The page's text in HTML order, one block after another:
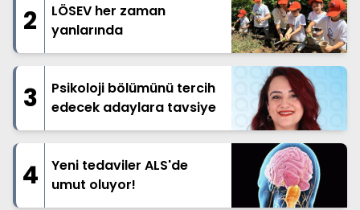
2
LÖSEV her zaman
yanlarında
3
Psikoloji bölümünü tercih
edecek adaylara tavsiye
4
Yeni tedaviler ALS'de
umut oluyor!